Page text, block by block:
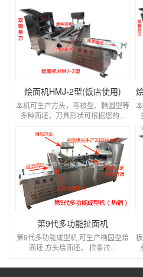
烩面机HMJ-2型(饭店使用)
本机可生产方头，栆核型、椭圆型等
多种面坯，刀具形状可根据您的...
第9代多功能扯面机
第9代多功能成型机,可生产椭园型烩
面坯,方头烩面坯， 拉条拉...